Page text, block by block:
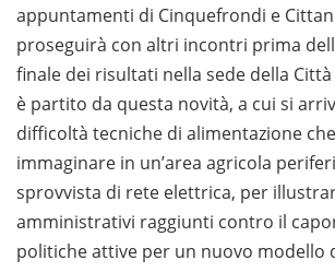
appuntamenti di Cinquefrondi e
proseguirà con altri incontri prima
finale dei risultati nella sede della
è partito da questa novità, a cui si
difficoltà tecniche di alimentazione
immaginare in un’area agricola
sprovvista di rete elettrica, per
amministrativi raggiunti contro il
politiche attive per un nuovo modello